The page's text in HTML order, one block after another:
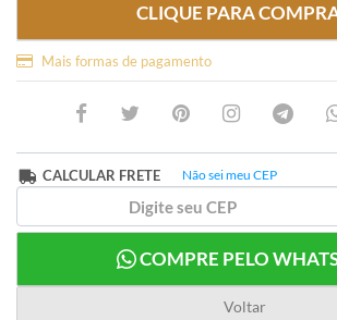
CLIQUE PARA
Mais formas de pagamento
CALCULAR FRETE Não sei meu CEP
COMPRE PELO
Voltar